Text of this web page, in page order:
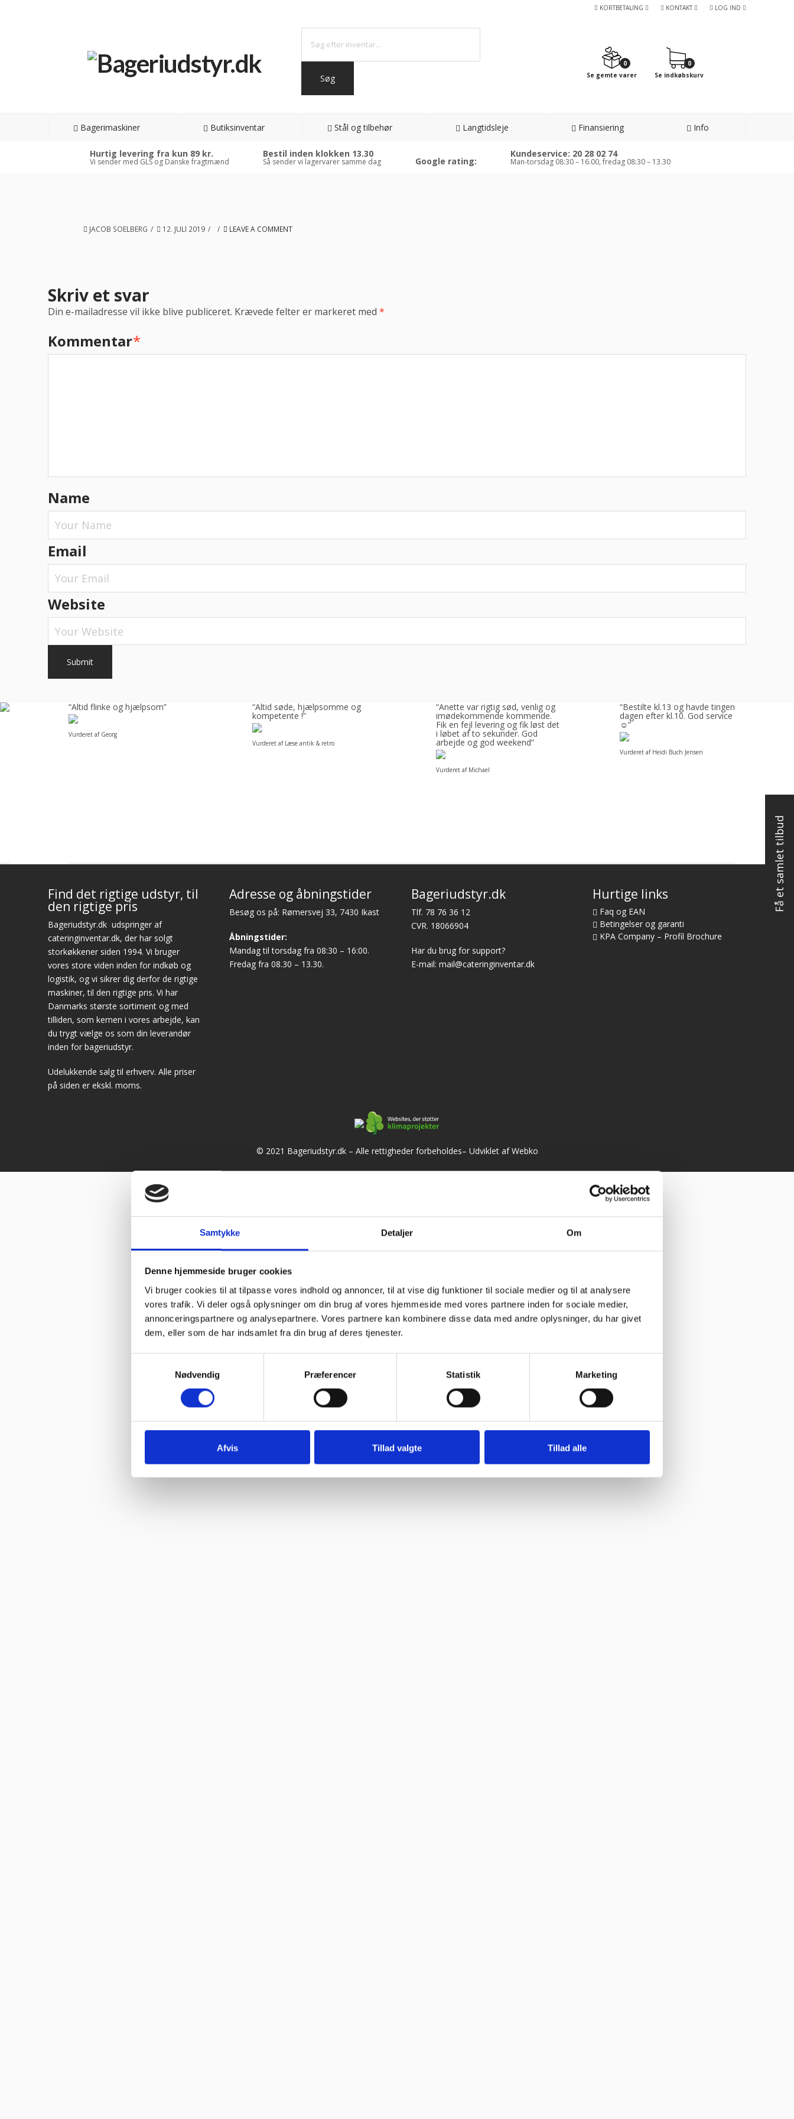
Samtykke Detaljer Om
Denne hjemmeside bruger cookies
Vi bruger cookies til at tilpasse vores indhold og annoncer, til at vise dig funktioner til sociale medier og til at analysere
vores trafik. Vi deler også oplysninger om din brug af vores hjemmeside med vores partnere inden for sociale medier,
annonceringspartnere og analysepartnere. Vores partnere kan kombinere disse data med andre oplysninger, du har givet
dem, eller som de har indsamlet fra din brug af deres tjenester.
Nødvendig
Præferencer Statistik Marketing
Afvis Tillad valgte Tillad alle
KORTBETALING KONTAKT LOG IND
0
Se gemte varer
0
Se indkøbskurv
Bagerimaskiner Butiksinventar Stål og tilbehør Langtidsleje Finansiering Info
Hurtig levering fra kun 89 kr.
Vi sender med GLS og Danske fragtmænd
Bestil inden klokken 13.30
Så sender vi lagervarer samme dag Google rating:
Kundeservice: 20 28 02 74
Man-torsdag 08:30 – 16.00, fredag 08:30 – 13.30
JACOB SOELBERG 12. JULI 2019 LEAVE A COMMENT
Skriv et svar
Din e-mailadresse vil ikke blive publiceret. Krævede felter er markeret med *
Kommentar*
Name
Email
Website
“Altid flinke og hjælpsom”
Vurderet af Georg
“Altid søde, hjælpsomme og
kompetente !”
Vurderet af Læse antik & retro
“Anette var rigtig sød, venlig og
imødekommende kommende.
Fik en fejl levering og fik løst det
i løbet af to sekunder. God
arbejde og god weekend”
Vurderet af Michael
“Bestilte kl.13 og havde tingene
dagen efter kl.10. God service
☺”
Vurderet af Heidi Buch Jensen
Find det rigtige udstyr, til
den rigtige pris
Bageriudstyr.dk udspringer af
cateringinventar.dk, der har solgt
storkøkkener siden 1994. Vi bruger
vores store viden inden for indkøb og
logistik, og vi sikrer dig derfor de rigtige
maskiner, til den rigtige pris. Vi har
Danmarks største sortiment og med
tilliden, som kernen i vores arbejde, kan
du trygt vælge os som din leverandør
inden for bageriudstyr.
Udelukkende salg til erhverv. Alle priser
på siden er ekskl. moms.
Adresse og åbningstider
Besøg os på: Rømersvej 33, 7430 Ikast
Åbningstider:
Mandag til torsdag fra 08:30 – 16:00.
Fredag fra 08.30 – 13.30.
Bageriudstyr.dk
Tlf. 78 76 36 12
CVR. 18066904
Har du brug for support?
E-mail: mail@cateringinventar.dk
Hurtige links
Faq og EAN
Betingelser og garanti
KPA Company – Profil Brochure
© 2021 Bageriudstyr.dk – Alle rettigheder forbeholdes– Udviklet af Webko
Få et samlet tilbud